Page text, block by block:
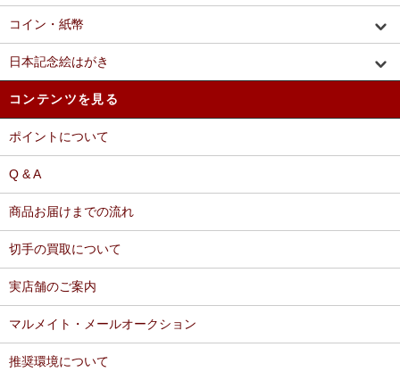
コイン・紙幣
日本記念絵はがき
コンテンツを見る
ポイントについて
Q & A
商品お届けまでの流れ
切手の買取について
実店舗のご案内
マルメイト・メールオークション
推奨環境について